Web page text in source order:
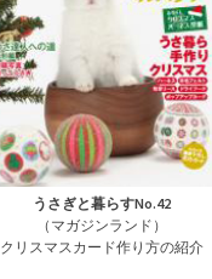
うさぎと暮らすNo.42
（マガジンランド）
クリスマスカード作り方の紹介